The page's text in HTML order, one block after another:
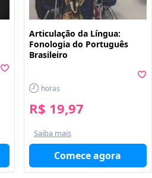
Articulação da Língua:
Fonologia do Português
Brasileiro
horas
R$ 19,97
Saiba mais
Comece agora